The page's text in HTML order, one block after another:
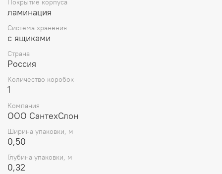
Покрытие корпуса
ламинация
Система хранения
с ящиками
Страна
Россия
Количество коробок
1
Компания
ООО СантехСлон
Ширина упаковки, м
0,50
Глубина упаковки, м
0,32